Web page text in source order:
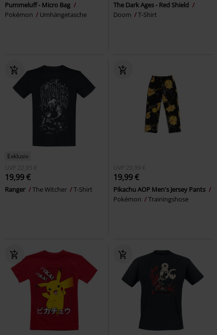
Pummeluff - Micro Bag
Pokémon
Umhängetasche
The Dark Ages - Red Shield
Doom
T-Shirt
Exklusiv
UVP
22,95 €
19,99 €
Ranger The Witcher T-Shirt
UVP 29,99 €
19,99 €
Pikachu AOP Men's Jersey Pants
Pokémon
Trainingshose